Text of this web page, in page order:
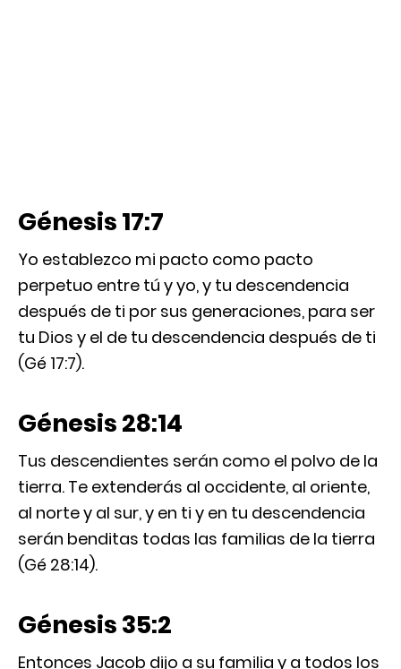
Génesis 17:7
Yo establezco mi pacto como pacto
perpetuo entre tú y yo, y tu descendencia
después de ti por sus generaciones, para ser
tu Dios y el de tu descendencia después de ti
(Gé 17:7).
Génesis 28:14
Tus descendientes serán como el polvo de la
tierra. Te extenderás al occidente, al oriente,
al norte y al sur, y en ti y en tu descendencia
serán benditas todas las familias de la tierra
(Gé 28:14).
Génesis 35:2
Entonces Jacob dijo a su familia y a todos los